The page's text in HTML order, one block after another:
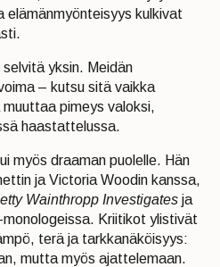
elämänmyönteisyys kulkivat
yksin. Meidän
– kutsu sitä vaikka
pimeys valoksi,
haastattelussa.
myös draaman puolelle. Hän
ja Victoria Woodin kanssa,
Wainthropp Investigates ja
-monologeissa. Kriitikot ylistivät
terä ja tarkkanäköisyys:
mutta myös ajattelemaan.